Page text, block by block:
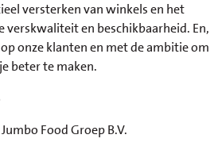
versterken van winkels en het
verskwaliteit en beschikbaarheid. En,
onze klanten en met de ambitie om
beter te maken.
Food Groep B.V.